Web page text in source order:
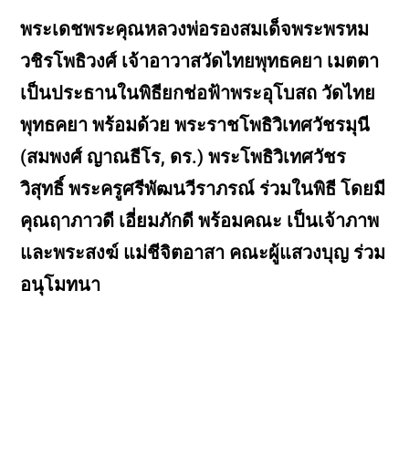
พระเดชพระคุณหลวงพ่อรองสมเด็จพระพรหม
วชิรโพธิวงศ์ เจ้าอาวาสวัดไทยพุทธคยา เมตตา
เป็นประธานในพิธียกช่อฟ้าพระอุโบสถ วัดไทย
พุทธคยา พร้อมด้วย พระราชโพธิวิเทศวัชรมุนี
(สมพงศ์ ญาณธีโร, ดร.) พระโพธิวิเทศวัชร
วิสุทธิ์ พระครูศรีพัฒนวีราภรณ์ ร่วมในพิธี โดยมี
คุณฤาภาวดี เอี่ยมภักดี พร้อมคณะ เป็นเจ้าภาพ
และพระสงฆ์ แม่ชีจิตอาสา คณะผู้แสวงบุญ ร่วม
อนุโมทนา